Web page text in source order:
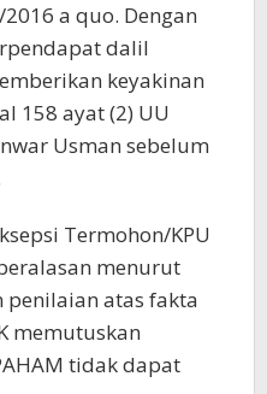
a quo. Dengan
dalil
keyakinan
158 ayat (2) UU
Usman sebelum
Termohon/KPU
menurut
atas fakta
memutuskan
tidak dapat